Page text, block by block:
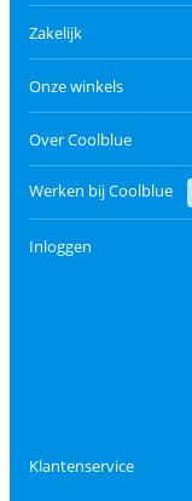
Zakelijk
Onze winkels
Over Coolblue
Werken bij Coolblue
Inloggen
Klantenservice